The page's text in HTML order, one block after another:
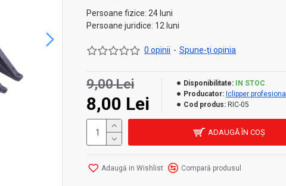
Persoane fizice: 24 luni
Persoane juridice: 12 luni
0 opinii - Spune-ţi opinia
9,00 Lei
8,00 Lei
Disponibilitate:
IN STOC
Producator: Iclipper profesional
Cod produs: RIC-05
ADAUGĂ ÎN COŞ
Adaugă in Wishlist Compară produsul